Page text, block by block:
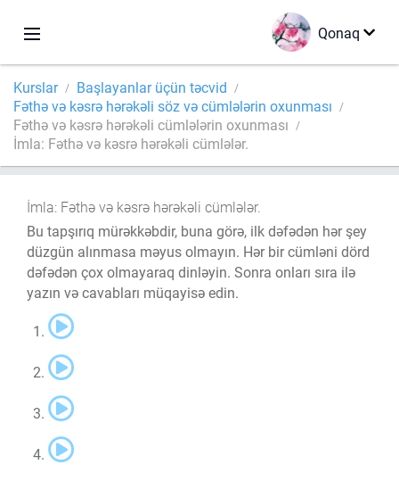
Qonaq
Kurslar
Başlayanlar üçün təcvid
Fəthə və kəsrə hərəkəli söz və cümlələrin oxunması
Fəthə və kəsrə hərəkəli cümlələrin oxunması
İmla: Fəthə və kəsrə hərəkəli cümlələr.
İmla: Fəthə və kəsrə hərəkəli cümlələr.
Bu tapşırıq mürəkkəbdir, buna görə, ilk dəfədən hər şey
düzgün alınmasa məyus olmayın. Hər bir cümləni dörd
dəfədən çox olmayaraq dinləyin. Sonra onları sıra ilə
yazın və cavabları müqayisə edin.